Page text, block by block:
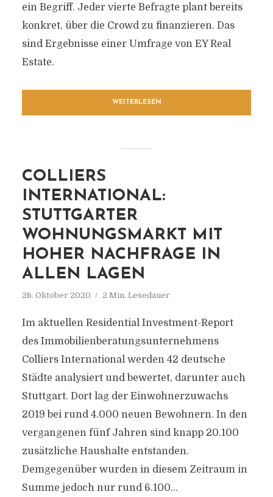
ein Begriff. Jeder vierte Befragte plant bereits
konkret, über die Crowd zu finanzieren. Das
sind Ergebnisse einer Umfrage von EY Real
Estate.
WEITERLESEN
COLLIERS
INTERNATIONAL:
STUTTGARTER
WOHNUNGSMARKT MIT
HOHER NACHFRAGE IN
ALLEN LAGEN
26. Oktober 2020 2 Min. Lesedauer
Im aktuellen Residential Investment-Report
des Immobilienberatungsunternehmens
Colliers International werden 42 deutsche
Städte analysiert und bewertet, darunter auch
Stuttgart. Dort lag der Einwohnerzuwachs
2019 bei rund 4.000 neuen Bewohnern. In den
vergangenen fünf Jahren sind knapp 20.100
zusätzliche Haushalte entstanden.
Demgegenüber wurden in diesem Zeitraum in
Summe jedoch nur rund 6.100...